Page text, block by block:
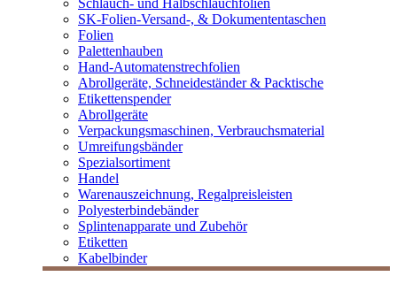
Schlauch- und Halbschlauchfolien
SK-Folien-Versand-, & Dokumententaschen
Folien
Palettenhauben
Hand-Automatenstrechfolien
Abrollgeräte, Schneideständer & Packtische
Etikettenspender
Abrollgeräte
Verpackungsmaschinen, Verbrauchsmaterial
Umreifungsbänder
Spezialsortiment
Handel
Warenauszeichnung, Regalpreisleisten
Polyesterbindebänder
Splintenapparate und Zubehör
Etiketten
Kabelbinder